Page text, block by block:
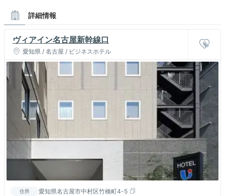
詳細情報
ヴィアイン名古屋新幹線口
愛知県 / 名古屋 / ビジネスホテル
住所 愛知県名古屋市中村区竹橋町4-5